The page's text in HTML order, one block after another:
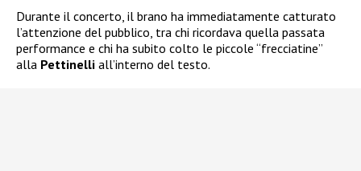
Durante il concerto, il brano ha immediatamente catturato
l’attenzione del pubblico, tra chi ricordava quella passata
performance e chi ha subito colto le piccole “frecciatine”
alla Pettinelli all’interno del testo.